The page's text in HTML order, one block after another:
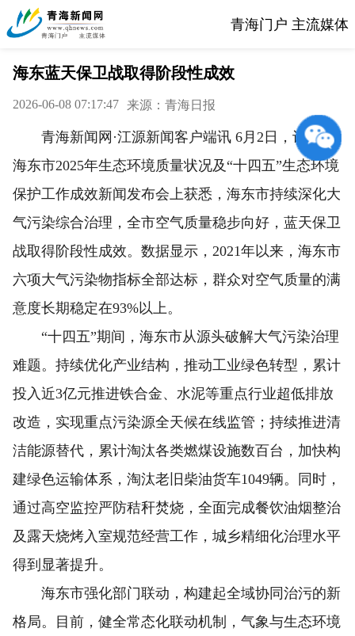
青海门户 主流媒体
海东蓝天保卫战取得阶段性成效
2026-06-08 07:17:47 来源：青海日报
青海新闻网·江源新闻客户端讯 6月2日，记者从
海东市2025年生态环境质量状况及“十四五”生态环境
保护工作成效新闻发布会上获悉，海东市持续深化大
气污染综合治理，全市空气质量稳步向好，蓝天保卫
战取得阶段性成效。数据显示，2021年以来，海东市
六项大气污染物指标全部达标，群众对空气质量的满
意度长期稳定在93%以上。
“十四五”期间，海东市从源头破解大气污染治理
难题。持续优化产业结构，推动工业绿色转型，累计
投入近3亿元推进铁合金、水泥等重点行业超低排放
改造，实现重点污染源全天候在线监管；持续推进清
洁能源替代，累计淘汰各类燃煤设施数百台，加快构
建绿色运输体系，淘汰老旧柴油货车1049辆。同时，
通过高空监控严防秸秆焚烧，全面完成餐饮油烟整治
及露天烧烤入室规范经营工作，城乡精细化治理水平
得到显著提升。
海东市强化部门联动，构建起全域协同治污的新
格局。目前，健全常态化联动机制，气象与生态环境